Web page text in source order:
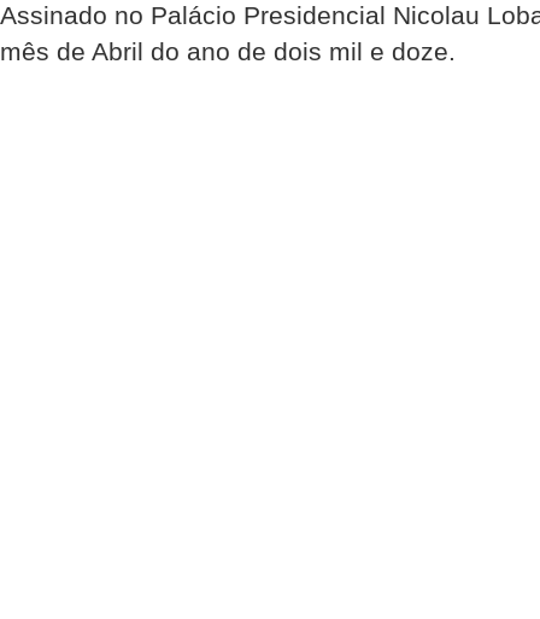
Assinado no Palácio Presidencial Nicolau
mês de Abril do ano de dois mil e doze.